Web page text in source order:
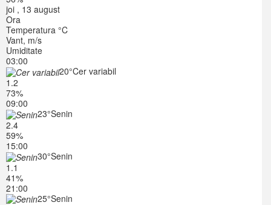
joi , 13 august
Ora
Temperatura °C
Vant, m/s
Umiditate
03:00
20°Cer variabil
1.2
73%
09:00
23°Senin
2.4
59%
15:00
30°Senin
1.1
41%
21:00
25°Senin